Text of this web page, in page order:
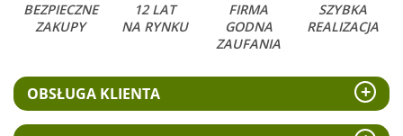
BEZPIECZNE
ZAKUPY
12 LAT
NA RYNKU
FIRMA
GODNA
ZAUFANIA
SZYBKA
REALIZACJA
OBSŁUGA KLIENTA